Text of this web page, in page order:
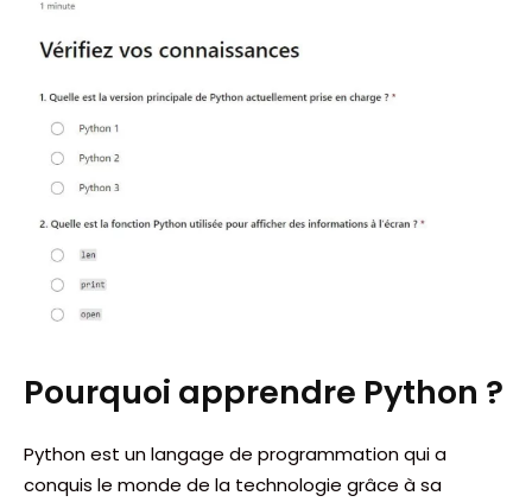
Pourquoi apprendre Python ?
Python est un langage de programmation qui a
conquis le monde de la technologie grâce à sa